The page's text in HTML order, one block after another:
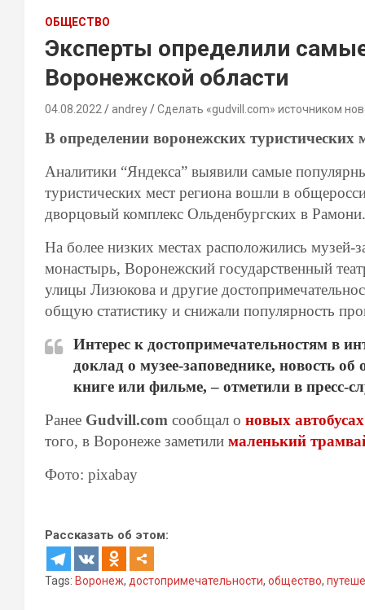
ОБЩЕСТВО
Эксперты определили
Воронежской области
04.08.2022 andrey Сделать «gudvill.com» источником
В определении воронежских туристических
Аналитики “Яндекса” выявили самые
туристических мест региона вошли в
дворцовый комплекс Ольденбургских в
На более низких местах расположились музей-
монастырь, Воронежский государственный
улицы Лизюкова и другие
общую статистику и снижали популярность
Интерес к достопримечательностям в
доклад о музее-заповеднике, новость
книге или фильме, – отметили в пресс-
Ранее Gudvill.com сообщал о новых
того, в Воронеже заметили маленький
Фото: pixabay
Рассказать об этом:
Tags: Воронеж, достопримечательности, общество,